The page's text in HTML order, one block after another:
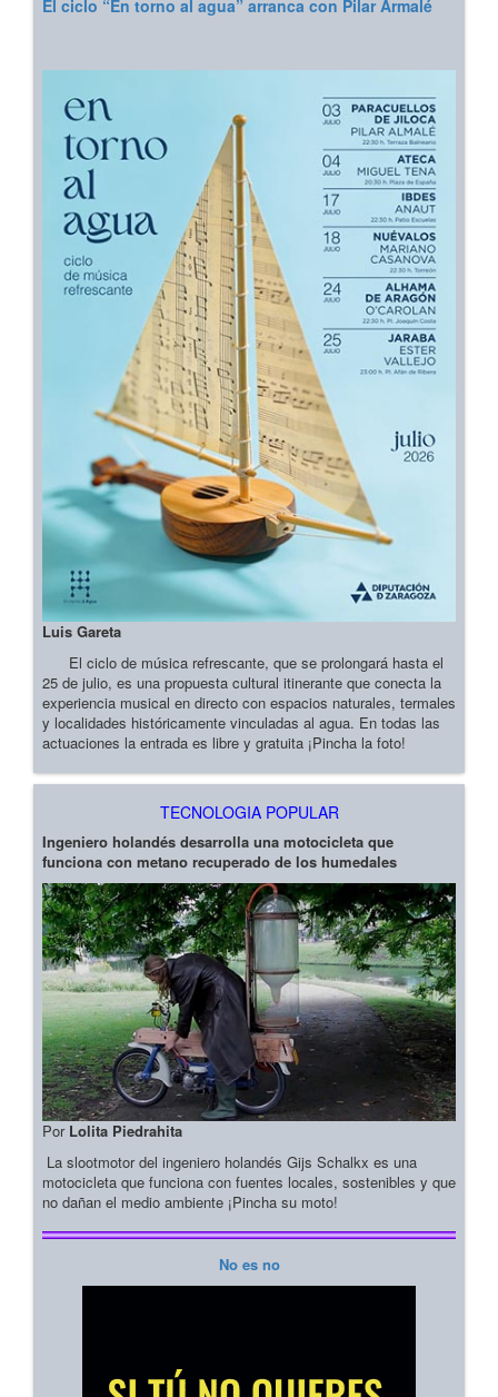
El ciclo “En torno al agua” arranca con Pilar Armalé
Luis Gareta
El ciclo de música refrescante, que se prolongará hasta el
25 de julio, es una propuesta cultural itinerante que conecta la
experiencia musical en directo con espacios naturales, termales
y localidades históricamente vinculadas al agua. En todas las
actuaciones la entrada es libre y gratuita ¡Pincha la foto!
TECNOLOGIA POPULAR
Ingeniero holandés desarrolla una motocicleta que
funciona con metano recuperado de los humedales
Por Lolita Piedrahita
La slootmotor del ingeniero holandés Gijs Schalkx es una
motocicleta que funciona con fuentes locales, sostenibles y que
no dañan el medio ambiente ¡Pincha su moto!
No es no